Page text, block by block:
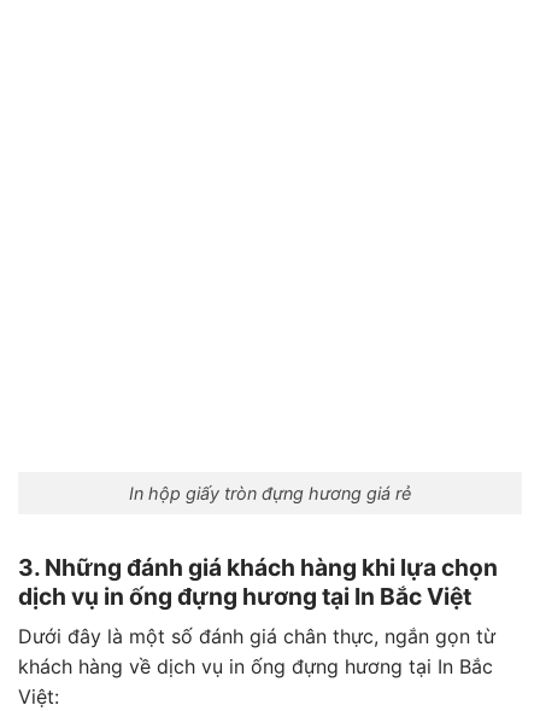
In hộp giấy tròn đựng hương giá rẻ
3. Những đánh giá khách hàng khi lựa chọn
dịch vụ in ống đựng hương tại In Bắc Việt
Dưới đây là một số đánh giá chân thực, ngắn gọn từ
khách hàng về dịch vụ in ống đựng hương tại In Bắc
Việt: